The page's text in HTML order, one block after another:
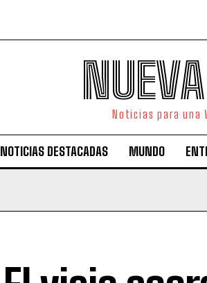
Noticias para una
NOTICIAS DESTACADAS MUNDO